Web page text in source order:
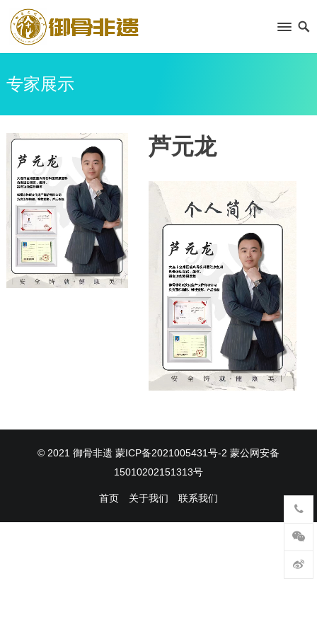
专家展示
芦元龙
© 2021 御骨非遗 蒙ICP备2021005431号-2 蒙公网安备
15010202151313号
首页 关于我们 联系我们